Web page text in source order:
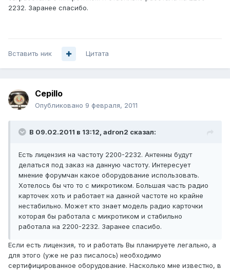
2232. Заранее спасибо.
Вставить ник Цитата
Cepillo
Опубликовано 9 февраля, 2011
В 09.02.2011 в 13:12, adron2 сказал:
Есть лицензия на частоту 2200-2232. Антенны будут
делаться под заказ на данную частоту. Интересует
мнение форумчан какое оборудование использовать.
Хотелось бы что то с микротиком. Большая часть радио
карточек хоть и работает на данной частоте но крайне
нестабильно. Может кто знает модель радио карточки
которая бы работала с микротиком и стабильно
работала на 2200-2232. Заранее спасибо.
Если есть лицензия, то и работать Вы планируете легально, а
для этого (уже не раз писалось) необходимо
сертифицированное оборудование. Насколько мне известно, в